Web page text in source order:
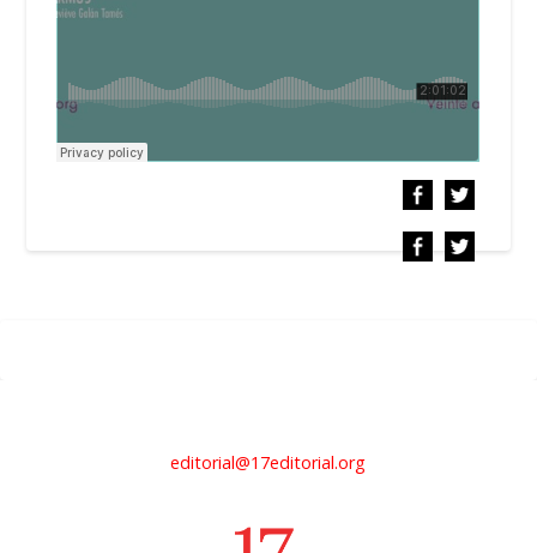
editorial@17editorial.org